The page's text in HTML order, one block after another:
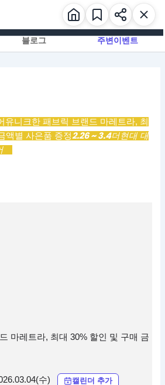
블로그 주변이벤트
유니크한 패브릭 브랜드 마레트라, 최
액별 사은품 증정2.26 ~ 3.4더현대 대
마레트라, 최대 30% 할인 및 구매 금
수) 캘린더 추가